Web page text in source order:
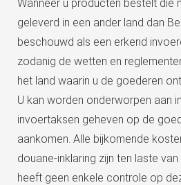
Wanneer u producten bestelt die
geleverd in een ander land dan
beschouwd als een erkend
zodanig de wetten en
het land waarin u de goederen
U kan worden onderworpen aan
invoertaksen geheven op de
aankomen. Alle bijkomende
douane-inklaring zijn ten laste
heeft geen enkele controle op